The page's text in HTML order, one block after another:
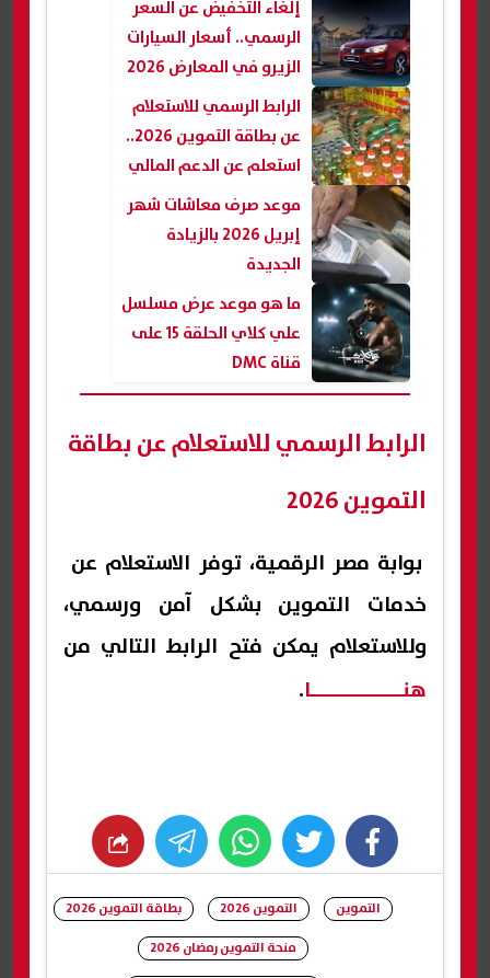
إلغاء التخفيض عن السعر
الرسمي.. أسعار السيارات
الزيرو في المعارض 2026
الرابط الرسمي للاستعلام
عن بطاقة التموين 2026..
استعلم عن الدعم المالي
موعد صرف معاشات شهر
إبريل 2026 بالزيادة
الجديدة
ما هو موعد عرض مسلسل
علي كلاي الحلقة 15 على
قناة DMC
الرابط الرسمي للاستعلام عن بطاقة
التموين 2026
بوابة مصر الرقمية، توفر الاستعلام عن
خدمات التموين بشكل آمن ورسمي،
وللاستعلام يمكن فتح الرابط التالي من
هنــــــــــــــا.
facebook
twitter
whats
التموين التموين 2026
بطاقة التموين 2026
منحة التموين رمضان 2026